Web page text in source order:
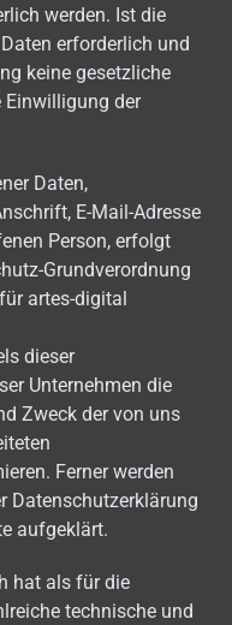
werden. Ist die
erforderlich und
keine gesetzliche
Einwilligung der
Daten,
E-Mail-Adresse
Person, erfolgt
Grundverordnung
artes-digital
dieser
Unternehmen die
Zweck der von uns
Ferner werden
Datenschutzerklärung
aufgeklärt.
hat als für die
technische und